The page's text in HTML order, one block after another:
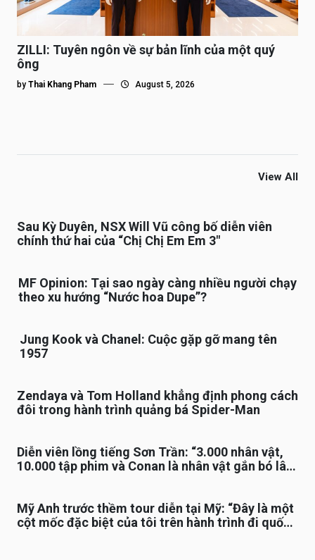
ZILLI: Tuyên ngôn về sự bản lĩnh của một quý
ông
by Thai Khang Pham August 5, 2026
View All
Sau Kỳ Duyên, NSX Will Vũ công bố diễn viên
chính thứ hai của “Chị Chị Em Em 3″
MF Opinion: Tại sao ngày càng nhiều người chạy
theo xu hướng “Nước hoa Dupe”?
Jung Kook và Chanel: Cuộc gặp gỡ mang tên
1957
Zendaya và Tom Holland khẳng định phong cách
đôi trong hành trình quảng bá Spider-Man
Diễn viên lồng tiếng Sơn Trần: “3.000 nhân vật,
10.000 tập phim và Conan là nhân vật gắn bó lâu
Mỹ Anh trước thềm tour diễn tại Mỹ: “Đây là một
cột mốc đặc biệt của tôi trên hành trình đi quốc